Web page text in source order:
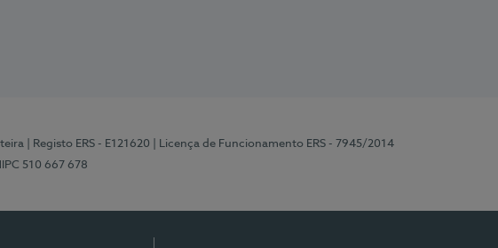
| Registo ERS - E121620
| Licença de Funcionamento ERS - 7945/2014
510 667 678